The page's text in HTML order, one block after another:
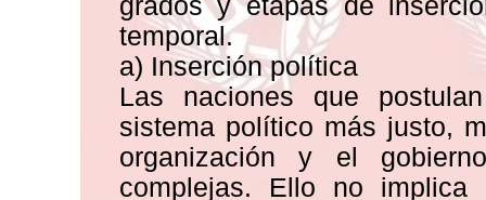
grados y etapas de
temporal.
a) Inserción política
Las naciones que
sistema político más justo,
organización y el
complejas. Ello no